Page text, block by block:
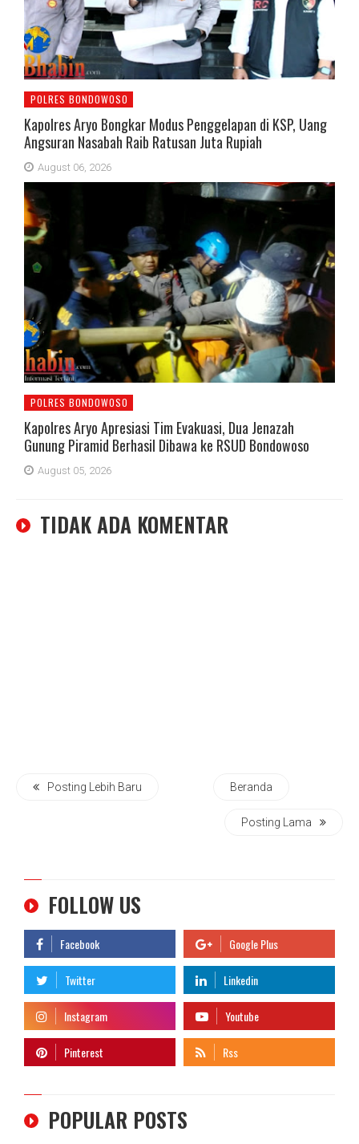
POLRES BONDOWOSO
Kapolres Aryo Bongkar Modus Penggelapan di KSP, Uang
Angsuran Nasabah Raib Ratusan Juta Rupiah
August 06, 2026
POLRES BONDOWOSO
Kapolres Aryo Apresiasi Tim Evakuasi, Dua Jenazah
Gunung Piramid Berhasil Dibawa ke RSUD Bondowoso
August 05, 2026
TIDAK ADA KOMENTAR
Posting Lebih Baru Beranda
Posting Lama
FOLLOW US
POPULAR POSTS